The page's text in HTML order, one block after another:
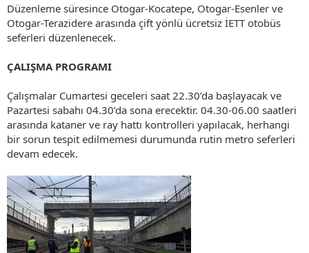
Düzenleme süresince Otogar-Kocatepe, Otogar-Esenler ve
Otogar-Terazidere arasında çift yönlü ücretsiz İETT otobüs
seferleri düzenlenecek.
ÇALIŞMA PROGRAMI
Çalışmalar Cumartesi geceleri saat 22.30’da başlayacak ve
Pazartesi sabahı 04.30’da sona erecektir. 04.30-06.00 saatleri
arasında kataner ve ray hattı kontrolleri yapılacak, herhangi
bir sorun tespit edilmemesi durumunda rutin metro seferleri
devam edecek.